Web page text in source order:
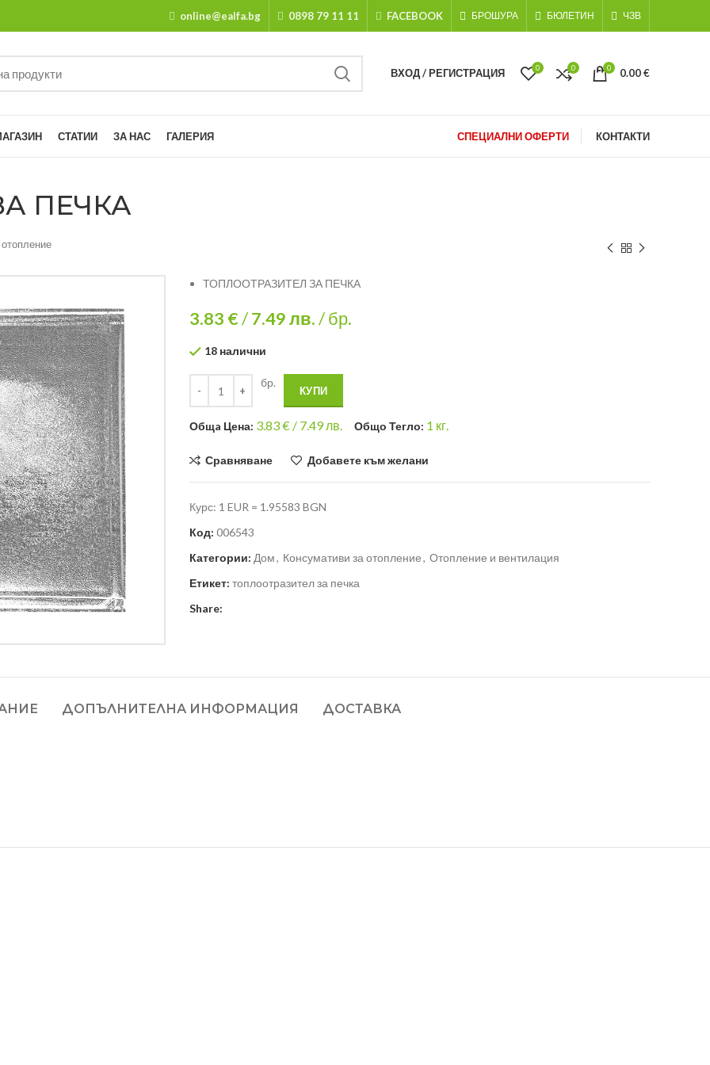
online@ealfa.bg 0898 79 11 11 FACEBOOK БРОШУРА БЮЛЕТИН ЧЗВ
ВХОД / РЕГИСТРАЦИЯ 0 0 0 0.00€
СТАТИИ ЗА НАС ГАЛЕРИЯ СПЕЦИАЛНИ ОФЕРТИ КОНТАКТИ
ПЕЧКА
ТОПЛООТРАЗИТЕЛ ЗА ПЕЧКА
3.83 €/7.49лв./ бр.
18 налични
бр.
КУПИ
Общa Цена: 3.83€ / 7.49 лв. Общо Тегло: 1 кг.
Сравняване Добавете към желани
Курс: 1 EUR = 1.95583 BGN
Код: 006543
Категории: Дом, Консумативи за отопление, Отопление и вентилация
Етикет: топлоотразител за печка
Share:
ДОПЪЛНИТЕЛНА ИНФОРМАЦИЯ ДОСТАВКА